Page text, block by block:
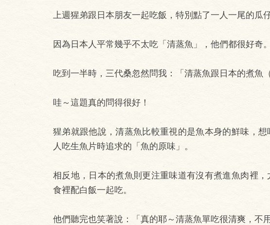
上週猩弟跟日本朋友一起吃飯，特別點了一人一尾的瓜
因為日本人平常幾乎不太吃「清蒸魚」，他們都很好奇。
吃到一半時，三代桑忽然問我：「清蒸魚跟日本的煮魚
哇～這題真的問得很好！
猩弟就跟他說，清蒸魚比較重視的是魚本身的鮮味，
人吃生魚片時追求的「魚的原味」。
相反地，日本的煮魚則更注重味道有沒有煮進魚肉裡
食裡配白飯一起吃。
他們聽完也笑著說：「真的耶～清蒸魚單吃很清爽，不